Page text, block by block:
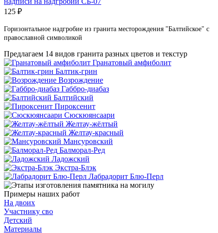
125 ₽
Горизонтальное надгробие из гранита месторождения "Балтийское" с
православной символикой
Предлагаем 14 видов гранита разных цветов и текстур
Гранатовый амфиболит
Балтик-грин
Возрождение
Габбро-диабаз
Балтийский
Пироксенит
Сюскюянсаари
Желтау-жёлтый
Желтау-красный
Мансуровский
Балморал-Ред
Ладожский
Экстра-Блэк
Лабрадорит Блю-Перл
Примеры наших работ
На двоих
Участнику сво
Детский
Материалы